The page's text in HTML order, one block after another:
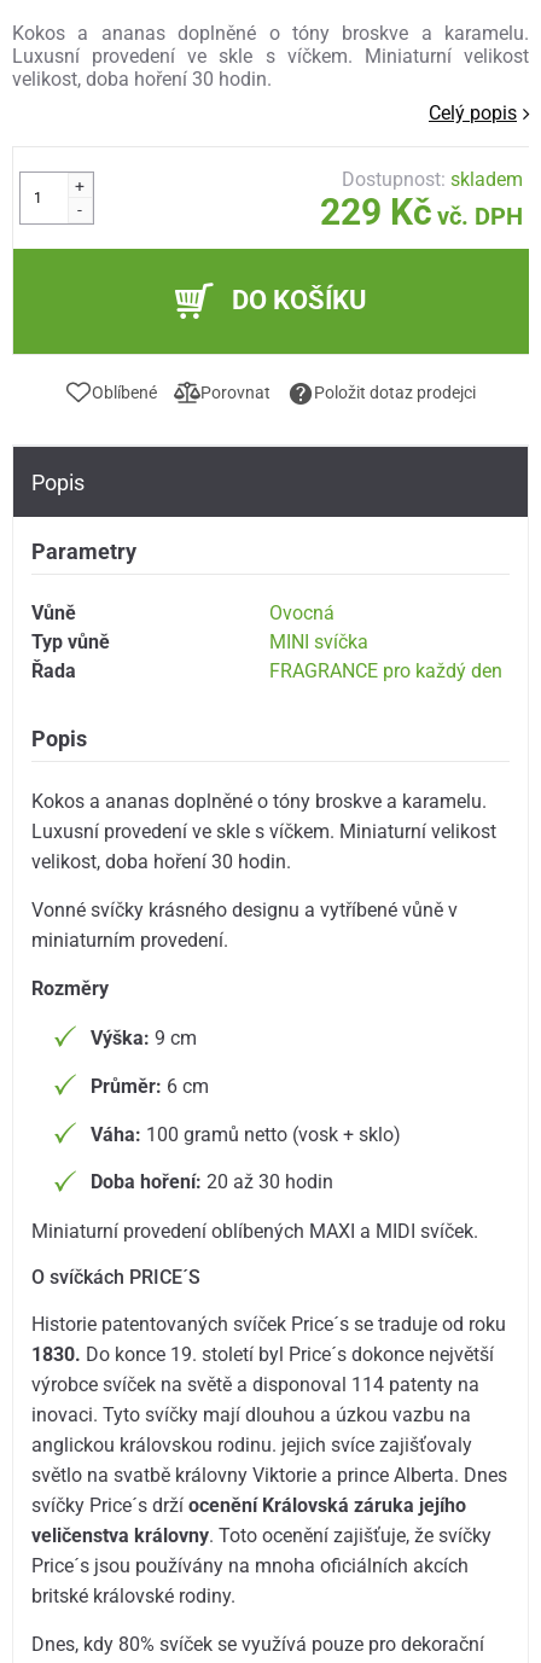
Kokos a ananas doplněné o tóny broskve a karamelu.
Luxusní provedení ve skle s víčkem. Miniaturní velikost
velikost, doba hoření 30 hodin.
Celý popis
+
-
Dostupnost:skladem
229 Kč vč. DPH
DO KOŠÍKU
Oblíbené Porovnat Položit dotaz prodejci
Popis
Parametry
Vůně
Ovocná
Typ vůně
MINI svíčka
Řada
FRAGRANCE pro každý den
Popis
Kokos a ananas doplněné o tóny broskve a karamelu.
Luxusní provedení ve skle s víčkem. Miniaturní velikost
velikost, doba hoření 30 hodin.
Vonné svíčky krásného designu a vytříbené vůně v
miniaturním provedení.
Rozměry
Výška: 9 cm
Průměr: 6 cm
Váha: 100 gramů netto (vosk + sklo)
Doba hoření: 20 až 30 hodin
Miniaturní provedení oblíbených MAXI a MIDI svíček.
O svíčkách PRICE´S
Historie patentovaných svíček Price´s se traduje od roku
1830. Do konce 19. století byl Price´s dokonce největší
výrobce svíček na světě a disponoval 114 patenty na
inovaci. Tyto svíčky mají dlouhou a úzkou vazbu na
anglickou královskou rodinu. jejich svíce zajišťovaly
světlo na svatbě královny Viktorie a prince Alberta. Dnes
svíčky Price´s držíocenění Královská záruka jejího
veličenstva královny. Toto ocenění zajišťuje, že svíčky
Price´s jsou používány na mnoha oficiálních akcích
britské královské rodiny.
Dnes, kdy 80% svíček se využívá pouze pro dekorační